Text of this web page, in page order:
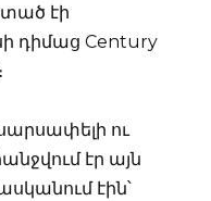
էի
դիմաց Century
ու
էր այն
էին՝